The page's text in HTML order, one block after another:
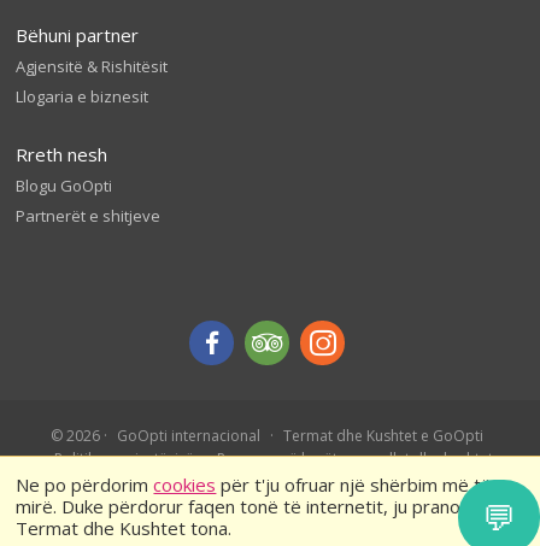
Ne po përdorimcookies për t'ju ofruar një shërbim më të
mirë. Duke përdorur faqen tonë të internetit, ju pranoni
Termat dhe Kushtet tona.
Bëhuni partner
Agjensitë & Rishitësit
Llogaria e biznesit
Rreth nesh
Blogu GoOpti
Partnerët e shitjeve
© 2026 GoOpti internacional
Termat dhe Kushtet e GoOpti
Politika e privatësisë
Rezervo më herët – rregullat dhe kushtet
💬